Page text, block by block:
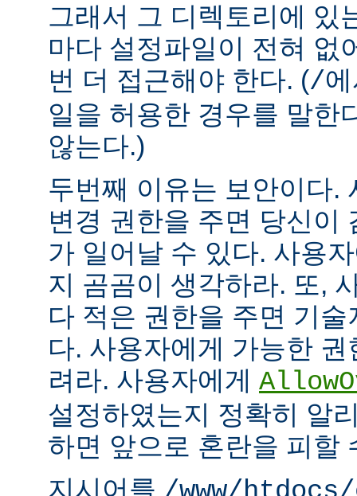
그래서 그 디렉토리에 있
마다 설정파일이 전혀 없
번 더 접근해야 한다. (/
일을 허용한 경우를 말한
않는다.)
두번째 이유는 보안이다.
변경 권한을 주면 당신이
가 일어날 수 있다. 사용
지 곰곰이 생각하라. 또,
다 적은 권한을 주면 기
다. 사용자에게 가능한
려라. 사용자에게
설정하였는지 정확히 알
하면 앞으로 혼란을 피할
지시어를